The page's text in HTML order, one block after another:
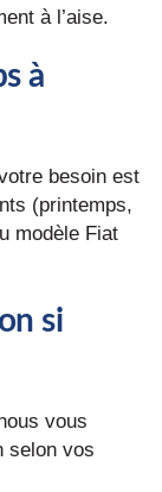
à l’aise.
à
besoin est
(printemps,
modèle Fiat
si
vous
selon vos